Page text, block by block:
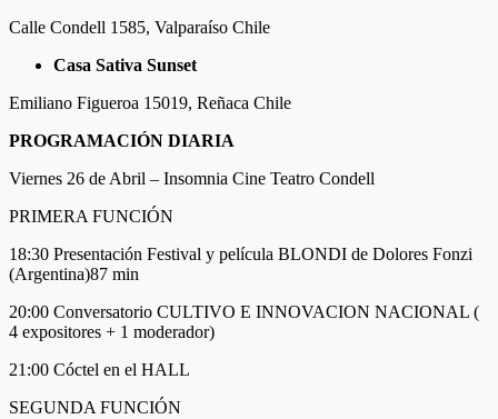
Calle Condell 1585, Valparaíso Chile
Casa Sativa Sunset
Emiliano Figueroa 15019, Reñaca Chile
PROGRAMACIÓN DIARIA
Viernes 26 de Abril – Insomnia Cine Teatro Condell
PRIMERA FUNCIÓN
18:30 Presentación Festival y película BLONDI de Dolores Fonzi
(Argentina)87 min
20:00 Conversatorio CULTIVO E INNOVACION NACIONAL (
4 expositores + 1 moderador)
21:00 Cóctel en el HALL
SEGUNDA FUNCIÓN